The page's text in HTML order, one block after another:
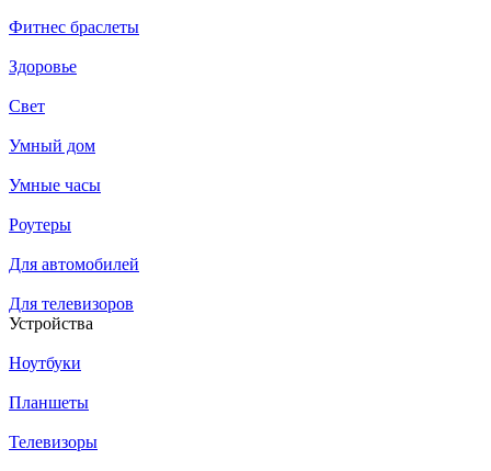
Фитнес браслеты
Здоровье
Свет
Умный дом
Умные часы
Роутеры
Для автомобилей
Для телевизоров
Устройства
Ноутбуки
Планшеты
Телевизоры